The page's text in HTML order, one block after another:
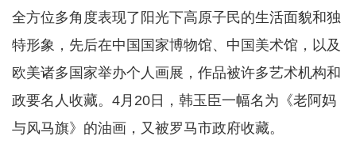
全方位多角度表现了阳光下高原子民的生活面貌和独
特形象，先后在中国国家博物馆、中国美术馆，以及
欧美诸多国家举办个人画展，作品被许多艺术机构和
政要名人收藏。4月20日，韩玉臣一幅名为《老阿妈
与风马旗》的油画，又被罗马市政府收藏。